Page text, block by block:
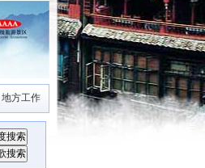
地方工作